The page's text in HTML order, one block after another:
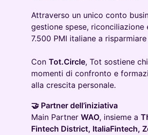
Attraverso un unico conto
gestione spese,
7.500 PMI italiane a
Con Tot.Circle, Tot sostiene
momenti di confronto e
alla crescita personale.
🤝 Partner dell’iniziativa
Main Partner WAO, insieme a
Fintech District, ItaliaFintech,